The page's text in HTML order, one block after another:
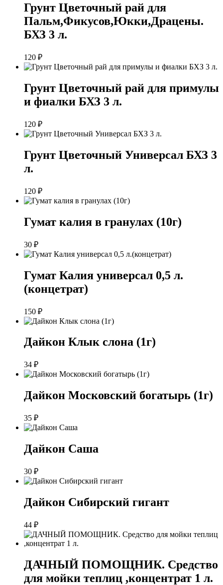
Грунт Цветочный рай для
Пальм,Фикусов,Юкки,Драцены.
БХЗ 3 л.
120 ₽
Грунт Цветочный рай для примулы
и фиалки БХЗ 3 л.
120 ₽
Грунт Цветочный Универсал БХЗ 3
л.
120 ₽
Гумат калия в гранулах (10г)
30 ₽
Гумат Калия универсал 0,5 л.
(концетрат)
150 ₽
Дайкон Клык слона (1г)
34 ₽
Дайкон Московский богатырь (1г)
35 ₽
Дайкон Саша
30 ₽
Дайкон Сибирский гигант
44 ₽
ДАЧНЫЙ ПОМОЩНИК. Средство
для мойки теплиц ,концентрат 1 л.